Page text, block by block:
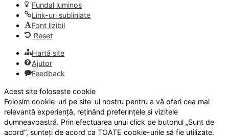
Fundal luminos
Link-uri subliniate
Font lizibil
Reset
Hartă site
Ajutor
Feedback
Acest site folosește cookie
Folosim cookie-uri pe site-ul nostru pentru a vă oferi cea mai
relevantă experiență, reținând preferințele și vizitele
dumneavoastră. Prin efectuarea unui click pe butonul „Sunt de
acord”, sunteți de acord ca TOATE cookie-urile să fie utilizate.